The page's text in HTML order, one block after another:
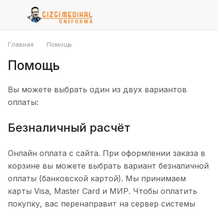
Главная Помощь
Помощь
Вы можете выбрать один из двух вариантов
оплаты:
Безналичный расчёт
Онлайн оплата с сайта. При оформлении заказа в
корзине вы можете выбрать вариант безналичной
оплаты (банковской картой). Мы принимаем
карты Visa, Master Card и МИР. Чтобы оплатить
покупку, вас перенаправит на сервер системы